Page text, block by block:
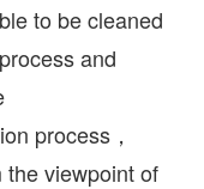
to be cleaned
and
process，
viewpoint of